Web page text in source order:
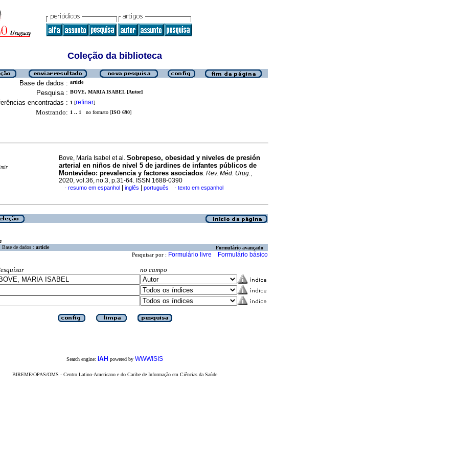
Coleção da biblioteca
Base de dados : article
Pesquisa : BOVE, MARIA ISABEL [Autor]
encontradas : 1 [refinar]
Mostrando: 1 .. 1 no formato [ISO 690]
Bove, María Isabel et al. Sobrepeso, obesidad y niveles de presión
arterial en niños de nivel 5 de jardines de infantes públicos de
Montevideo: prevalencia y factores asociados. Rev. Méd. Urug.,
2020, vol.36, no.3, p.31-64. ISSN 1688-0390
· resumo em espanhol inglês português · texto em espanhol
Base de dados : article Formulário avançado
Pesquisar por : Formulário livre Formulário básico
no campo
Search engine: iAH powered by WWWISIS
BIREME/OPAS/OMS - Centro Latino-Americano e do Caribe de Informação em Ciências da Saúde